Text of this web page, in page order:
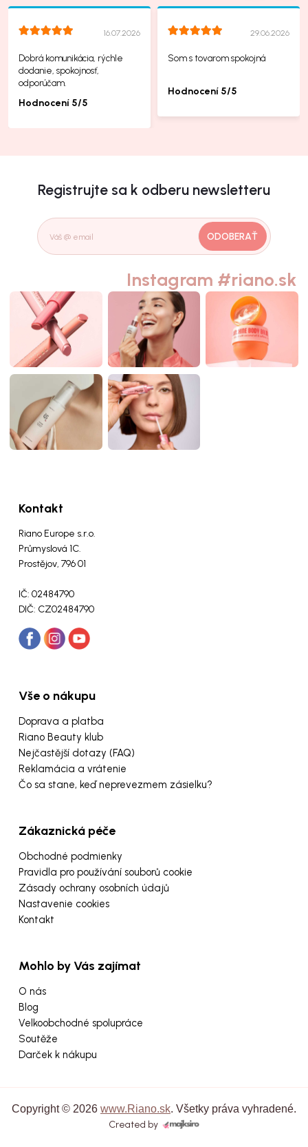
16.07.2026
Dobrá komunikácia, rýchle
dodanie, spokojnosť,
odporúčam.
Hodnocení 5/5
29.06.2026
Som s tovarom spokojná
Hodnocení 5/5
Registrujte sa k odberu newsletteru
ODOBERAŤ
Instagram #riano.sk
Kontakt
Riano Europe s.r.o.
Průmyslová 1C.
Prostějov, 796 01
IČ: 02484790
DIČ: CZ02484790
Vše o nákupu
Doprava a platba
Riano Beauty klub
Nejčastější dotazy (FAQ)
Reklamácia a vrátenie
Čo sa stane, keď neprevezmem zásielku?
Zákaznická péče
Obchodné podmienky
Pravidla pro používání souborů cookie
Zásady ochrany osobních údajů
Nastavenie cookies
Kontakt
Mohlo by Vás zajímat
O nás
Blog
Velkoobchodné spolupráce
Soutěže
Darček k nákupu
Copyright © 2026 www.Riano.sk. Všetky práva vyhradené.
Created by